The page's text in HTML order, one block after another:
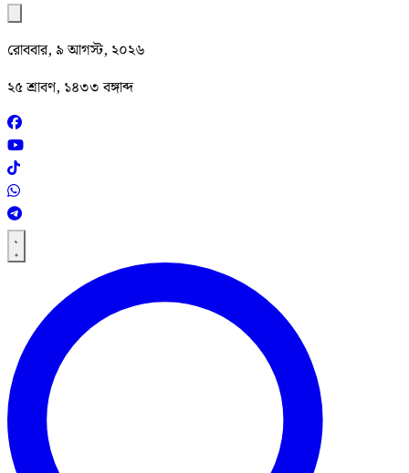
রোববার, ৯ আগস্ট, ২০২৬
২৫ শ্রাবণ, ১৪৩৩ বঙ্গাব্দ